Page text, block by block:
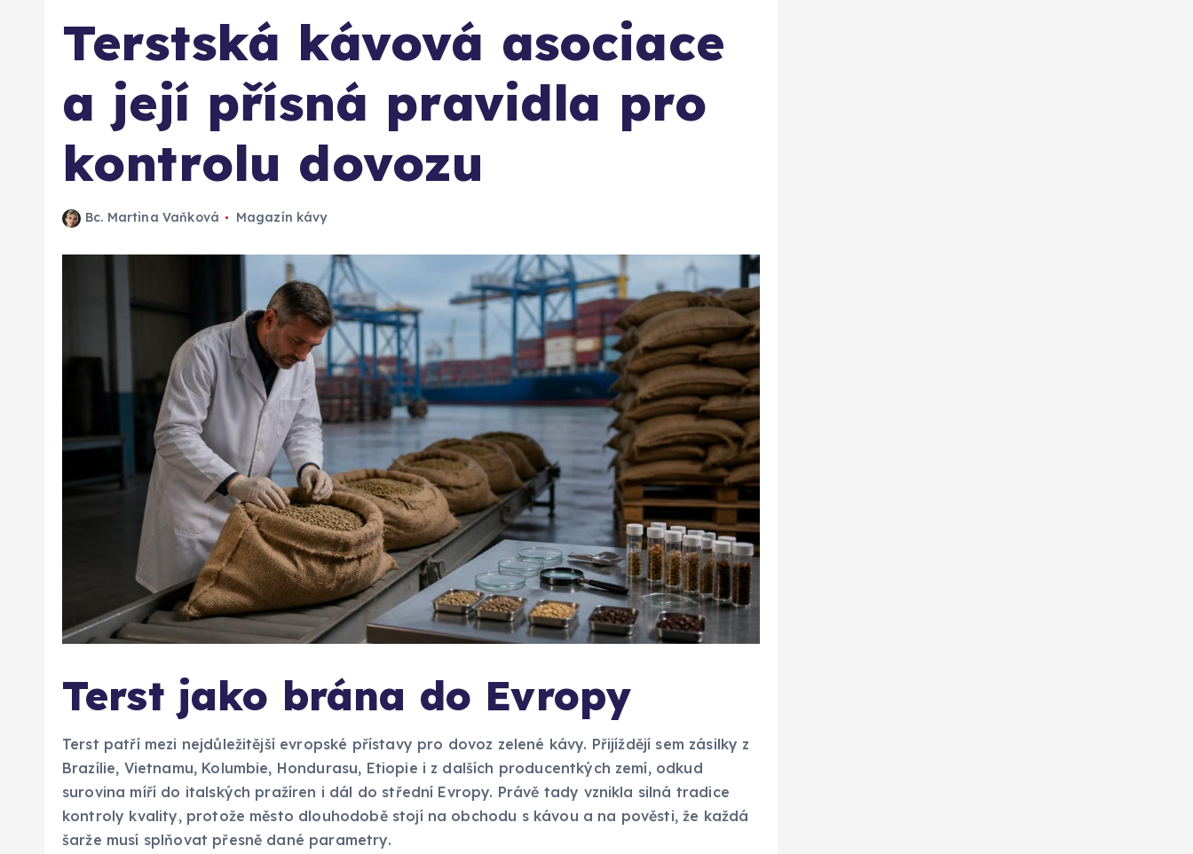
Terstská kávová asociace
a její přísná pravidla pro
kontrolu dovozu
Bc. Martina Vaňková Magazín kávy
Terst jako brána do Evropy
Terst patří mezi nejdůležitější evropské přístavy pro dovoz zelené kávy. Přijíždějí sem zásilky z
Brazílie, Vietnamu, Kolumbie, Hondurasu, Etiopie i z dalších producentkých zemí, odkud
surovina míří do italských pražíren i dál do střední Evropy. Právě tady vznikla silná tradice
kontroly kvality, protože město dlouhodobě stojí na obchodu s kávou a na pověsti, že každá
šarže musí splňovat přesně dané parametry.